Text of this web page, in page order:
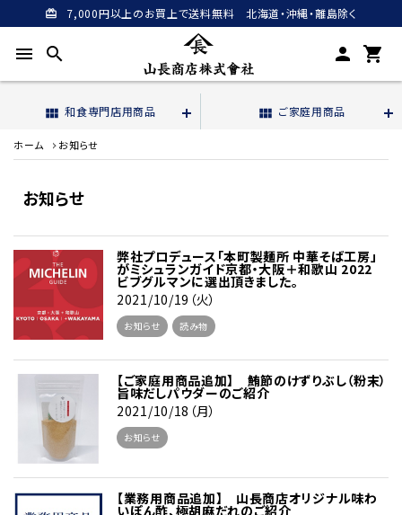
card_giftcard 7,000円以上のお買上で送料無料 北海道・沖縄・離島除く
menu search person shopping_cart
view_module 和食専門店用商品 view_module ご家庭用商品
ホーム お知らせ
お知らせ
弊社プロデュース「本町製麺所 中華そば工房」
がミシュランガイド京都・大阪＋和歌山 2022
ビブグルマンに選出頂きました。
2021/10/19（火）
お知らせ 読み物
【ご家庭用商品追加】 鮪節のけずりぶし（粉末）
旨味だしパウダーのご紹介
2021/10/18（月）
お知らせ
【業務用商品追加】 山長商店オリジナル味わ
いぽん酢、極胡麻だれのご紹介